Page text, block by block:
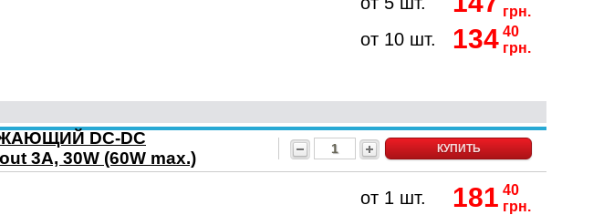
грн.
от 10 шт. 134 40
грн.
DC-DC
3A, 30W (60W max.)
КУПИТЬ
от 1 шт. 181 40
грн.